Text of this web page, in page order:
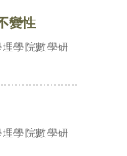
變性
學院數學研
學院數學研